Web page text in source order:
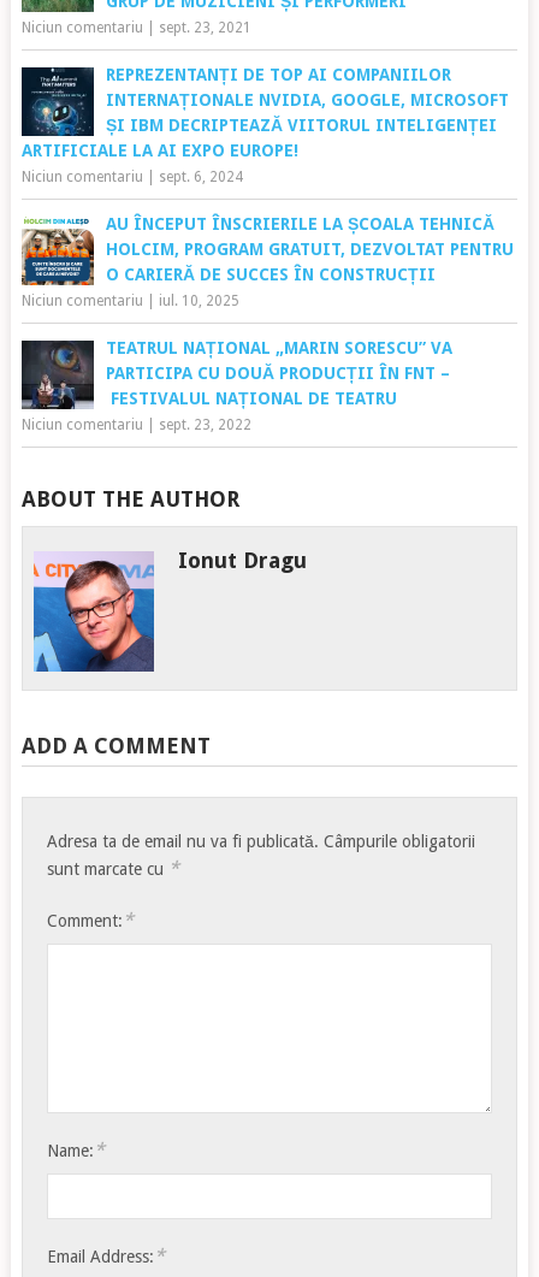
Niciun comentariu sept. 23, 2021
REPREZENTANȚI DE TOP AI COMPANIILOR
INTERNAȚIONALE NVIDIA, GOOGLE, MICROSOFT
ȘI IBM DECRIPTEAZĂ VIITORUL INTELIGENȚEI
ARTIFICIALE LA AI EXPO EUROPE!
Niciun comentariu sept. 6, 2024
AU ÎNCEPUT ÎNSCRIERILE LA ȘCOALA TEHNICĂ
HOLCIM, PROGRAM GRATUIT, DEZVOLTAT PENTRU
O CARIERĂ DE SUCCES ÎN CONSTRUCȚII
Niciun comentariu iul. 10, 2025
TEATRUL NAȚIONAL „MARIN SORESCU” VA
PARTICIPA CU DOUĂ PRODUCȚII ÎN FNT –
FESTIVALUL NAȚIONAL DE TEATRU
Niciun comentariu sept. 23, 2022
ABOUT THE AUTHOR
Ionut Dragu
ADD A COMMENT
Adresa ta de email nu va fi publicată. Câmpurile obligatorii
sunt marcate cu *
Comment: *
Name: *
Email Address: *